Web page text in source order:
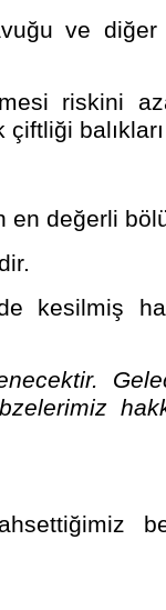
ve diğer
riskini
çiftliği
en değerli
kesilmiş